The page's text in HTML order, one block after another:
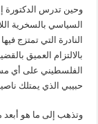
وحين تدرس الدكتورة
السياسي بالسخرية
النادرة التي تمتزج
بالالتزام العميق
الفلسطيني على أي
حبيبي الذي يمتلك ناصية
وتذهب إلى ما هو